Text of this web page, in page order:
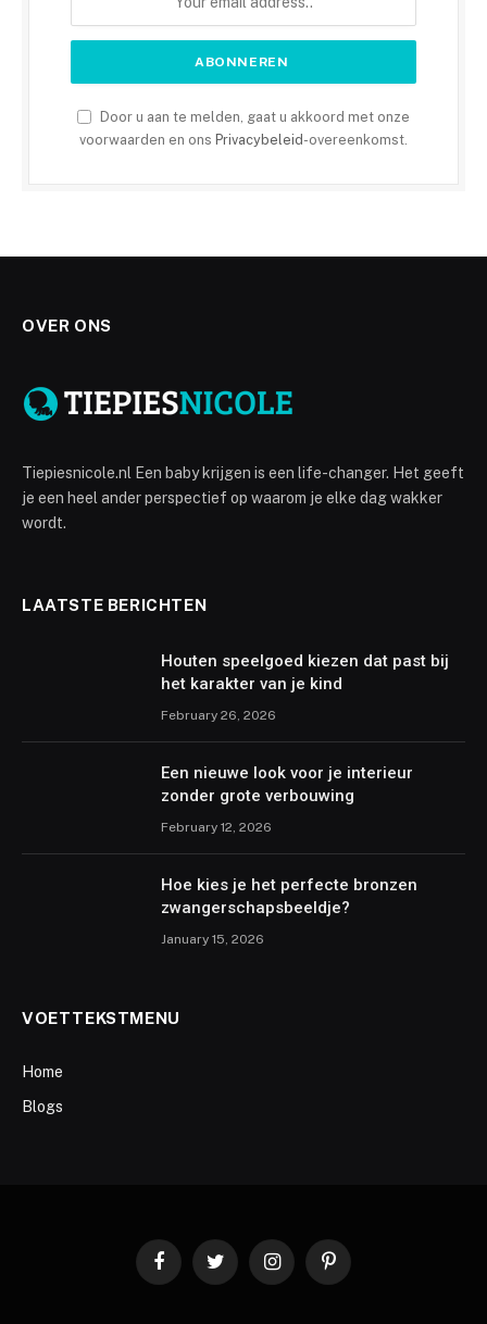
Door u aan te melden, gaat u akkoord met onze
voorwaarden en ons Privacybeleid-overeenkomst.
OVER ONS
Tiepiesnicole.nl Een baby krijgen is een life-changer. Het geeft
je een heel ander perspectief op waarom je elke dag wakker
wordt.
LAATSTE BERICHTEN
Houten speelgoed kiezen dat past bij
het karakter van je kind
February 26, 2026
Een nieuwe look voor je interieur
zonder grote verbouwing
February 12, 2026
Hoe kies je het perfecte bronzen
zwangerschapsbeeldje?
January 15, 2026
VOETTEKSTMENU
Home
Blogs
FacebookTwitter InstagramPinterest